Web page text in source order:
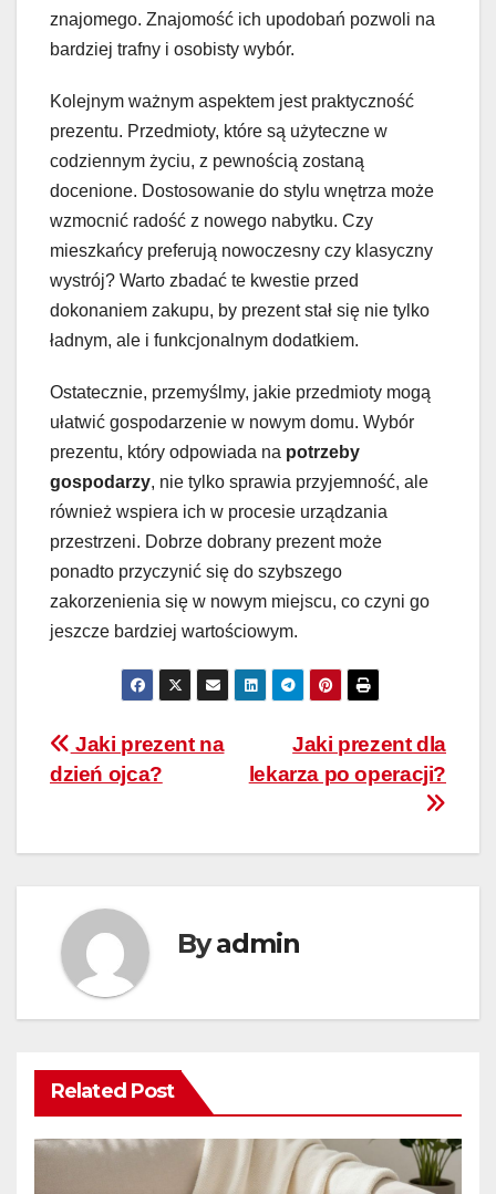
znajomego. Znajomość ich upodobań pozwoli na
bardziej trafny i osobisty wybór.
Kolejnym ważnym aspektem jest praktyczność
prezentu. Przedmioty, które są użyteczne w
codziennym życiu, z pewnością zostaną
docenione. Dostosowanie do stylu wnętrza może
wzmocnić radość z nowego nabytku. Czy
mieszkańcy preferują nowoczesny czy klasyczny
wystrój? Warto zbadać te kwestie przed
dokonaniem zakupu, by prezent stał się nie tylko
ładnym, ale i funkcjonalnym dodatkiem.
Ostatecznie, przemyślmy, jakie przedmioty mogą
ułatwić gospodarzenie w nowym domu. Wybór
prezentu, który odpowiada na potrzeby
gospodarzy, nie tylko sprawia przyjemność, ale
również wspiera ich w procesie urządzania
przestrzeni. Dobrze dobrany prezent może
ponadto przyczynić się do szybszego
zakorzenienia się w nowym miejscu, co czyni go
jeszcze bardziej wartościowym.
Nawigacja
wpisu
Jaki prezent dla
lekarza po operacji?
Jaki prezent na
dzień ojca?
Byadmin
Related Post